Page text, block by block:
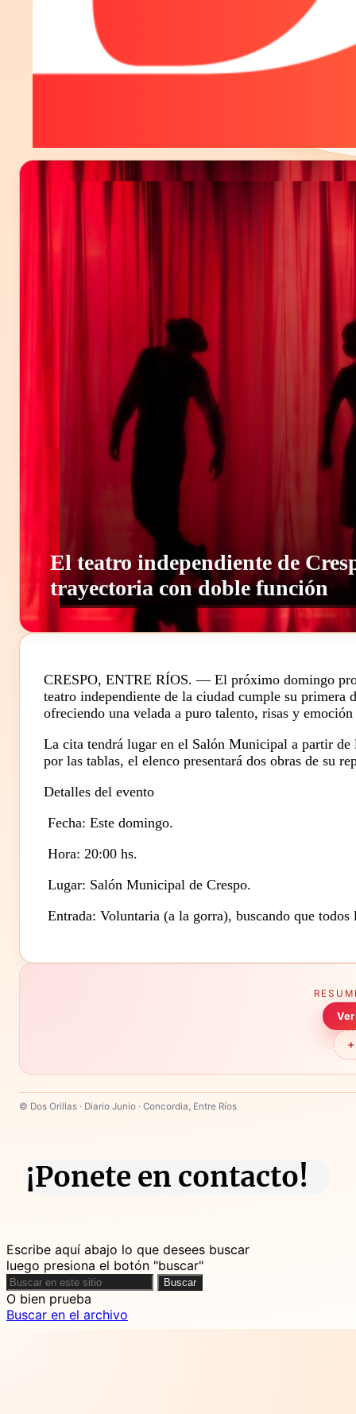
El teatro independiente de
trayectoria con doble función
CRESPO, ENTRE RÍOS. — El próximo domingo
teatro independiente de la ciudad cumple su
ofreciendo una velada a puro talento, risas y
La cita tendrá lugar en el Salón Municipal a partir de
por las tablas, el elenco presentará dos obras de su
Detalles del evento
Fecha: Este domingo.
Hora: 20:00 hs.
Lugar: Salón Municipal de Crespo.
Entrada: Voluntaria (a la gorra), buscando que
© Dos Orillas · Diario Junio · Concordia, Entre Ríos
¡Ponete en contacto!
Escribe aquí abajo lo que desees buscar
luego presiona el botón "buscar"
Buscar
Buscar
O bien prueba
Buscar en el archivo